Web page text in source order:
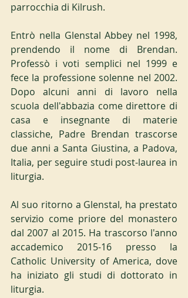
parrocchia di Kilrush.
Entrò nella Glenstal Abbey nel 1998,
prendendo il nome di Brendan.
Professò i voti semplici nel 1999 e
fece la professione solenne nel 2002.
Dopo alcuni anni di lavoro nella
scuola dell'abbazia come direttore di
casa e insegnante di materie
classiche, Padre Brendan trascorse
due anni a Santa Giustina, a Padova,
Italia, per seguire studi post-laurea in
liturgia.
Al suo ritorno a Glenstal, ha prestato
servizio come priore del monastero
dal 2007 al 2015. Ha trascorso l'anno
accademico 2015-16 presso la
Catholic University of America, dove
ha iniziato gli studi di dottorato in
liturgia.